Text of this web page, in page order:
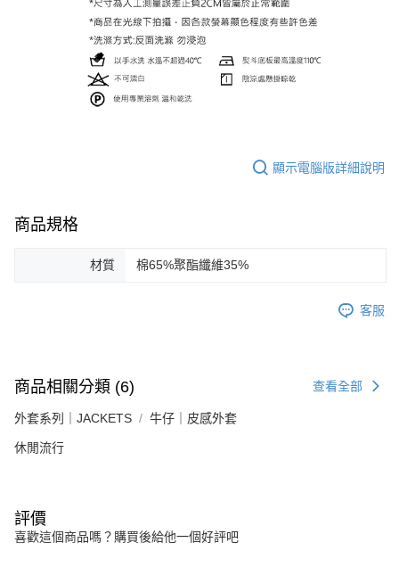
顯示電腦版詳細說明
商品規格
材質 棉65%聚酯纖維35%
客服
商品相關分類 (6) 查看全部
外套系列｜JACKETS 牛仔｜皮感外套
休閒流行
評價
喜歡這個商品嗎？購買後給他一個好評吧